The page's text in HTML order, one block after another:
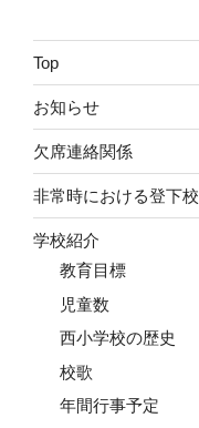
Top
お知らせ
欠席連絡関係
非常時における登下校
学校紹介
教育目標
児童数
西小学校の歴史
校歌
年間行事予定